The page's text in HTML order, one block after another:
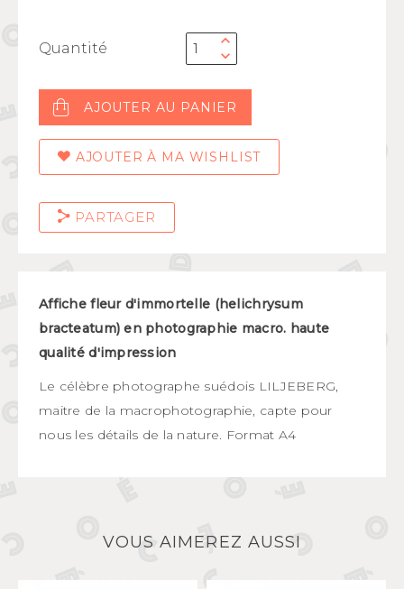
Quantité
AJOUTER AU PANIER
AJOUTER À MA WISHLIST
PARTAGER
Affiche fleur d'immortelle (helichrysum
bracteatum) en photographie macro. haute
qualitéd'impression
Le célèbre photographe suédois LILJEBERG,
maitre de la macrophotographie, capte pour
nous les détails de la nature. Format A4
VOUS AIMEREZ AUSSI